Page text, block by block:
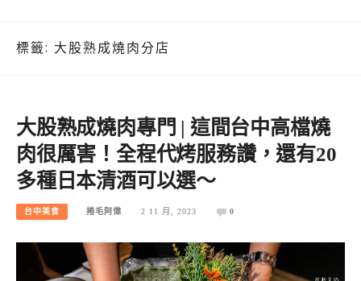
標籤: 大股熟成燒肉分店
大股熟成燒肉專門 | 這間台中高檔燒
肉很厲害！全程代烤服務讚，還有20
多種日本清酒可以選～
台中美食 捲毛阿偉 2 11 月, 2023 0